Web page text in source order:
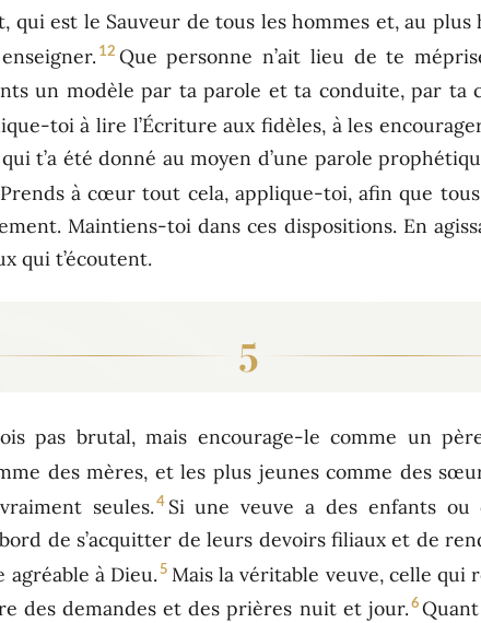
qui est le Sauveur de tous les hommes et, au
12 Que personne n’ait lieu de te
un modèle par ta parole et ta conduite, par ta
toi à lire l’Écriture aux fidèles, à les
t’a été donné au moyen d’une parole
Prends à cœur tout cela, applique-toi, afin que
Maintiens-toi dans ces dispositions. En
qui t’écoutent.
5
pas brutal, mais encourage-le comme un
des mères, et les plus jeunes comme des
seules.4 Si une veuve a des enfants
de s’acquitter de leurs devoirs filiaux et de
agréable à Dieu.5 Mais la véritable veuve, celle qui
des demandes et des prières nuit et jour.6